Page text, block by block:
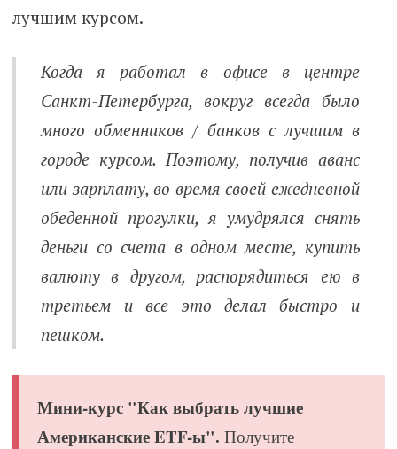
лучшим курсом.
Когда я работал в офисе в центре
Санкт-Петербурга, вокруг всегда было
много обменников / банков с лучшим в
городе курсом. Поэтому, получив аванс
или зарплату, во время своей ежедневной
обеденной прогулки, я умудрялся снять
деньги со счета в одном месте, купить
валюту в другом, распорядиться ею в
третьем и все это делал быстро и
пешком.
Мини-курс "Как выбрать лучшие
Американские ETF-ы". Получите